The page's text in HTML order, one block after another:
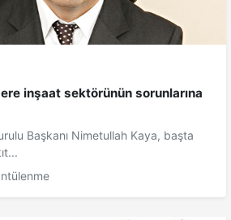
inşaat sektörünün sorunlarına
Başkanı Nimetullah Kaya, başta